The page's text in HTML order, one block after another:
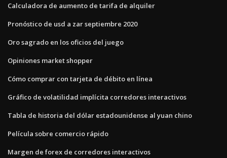
Calculadora de aumento de tarifa de alquiler
Pronóstico de usd a zar septiembre 2020
Oro sagrado en los oficios del juego
Opiniones market shopper
Cómo comprar con tarjeta de débito en línea
Gráfico de volatilidad implícita corredores interactivos
Tabla de historia del dólar estadounidense al yuan chino
Película sobre comercio rápido
Margen de forex de corredores interactivos